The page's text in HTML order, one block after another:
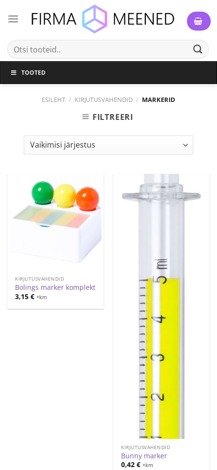
Otsi:
TOOTED
ESILEHT / KIRJUTUSVAHENDID / MARKERID
FILTREERI
KIRJUTUSVAHENDID
Bolings marker komplekt
3,15€ +km
KIRJUTUSVAHENDID
Bunny marker
0,42€ +km